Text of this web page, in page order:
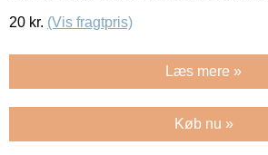
20 kr. (Vis fragtpris)
Læs mere »
Køb nu »